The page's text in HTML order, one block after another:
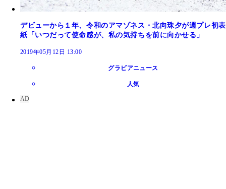
デビューから１年、令和のアマゾネス・北向珠夕が週プレ初表
紙「いつだって使命感が、私の気持ちを前に向かせる」
2019年05月12日 13:00
グラビアニュース
人気